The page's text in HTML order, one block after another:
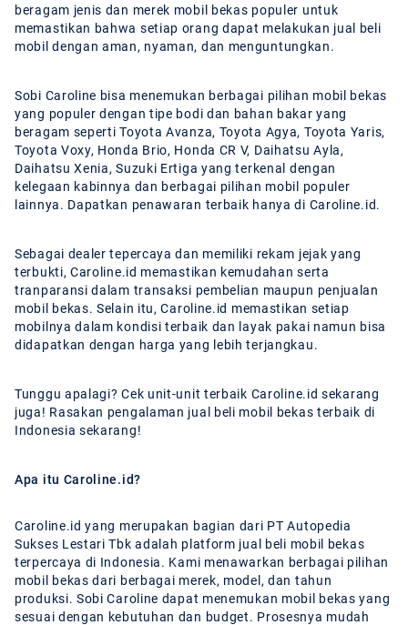
beragam jenis dan merek mobil bekas populer untuk
memastikan bahwa setiap orang dapat melakukan jual beli
mobil dengan aman, nyaman, dan menguntungkan.
Sobi Caroline bisa menemukan berbagai pilihan mobil bekas
yang populer dengan tipe bodi dan bahan bakar yang
beragam seperti Toyota Avanza, Toyota Agya, Toyota Yaris,
Toyota Voxy, Honda Brio, Honda CR V, Daihatsu Ayla,
Daihatsu Xenia, Suzuki Ertiga yang terkenal dengan
kelegaan kabinnya dan berbagai pilihan mobil populer
lainnya. Dapatkan penawaran terbaik hanya di Caroline.id.
Sebagai dealer tepercaya dan memiliki rekam jejak yang
terbukti, Caroline.id memastikan kemudahan serta
tranparansi dalam transaksi pembelian maupun penjualan
mobil bekas. Selain itu, Caroline.id memastikan setiap
mobilnya dalam kondisi terbaik dan layak pakai namun bisa
didapatkan dengan harga yang lebih terjangkau.
Tunggu apalagi? Cek unit-unit terbaik Caroline.id sekarang
juga! Rasakan pengalaman jual beli mobil bekas terbaik di
Indonesia sekarang!
Apa itu Caroline.id?
Caroline.id yang merupakan bagian dari PT Autopedia
Sukses Lestari Tbk adalah platform jual beli mobil bekas
terpercaya di Indonesia. Kami menawarkan berbagai pilihan
mobil bekas dari berbagai merek, model, dan tahun
produksi. Sobi Caroline dapat menemukan mobil bekas yang
sesuai dengan kebutuhan dan budget. Prosesnya mudah